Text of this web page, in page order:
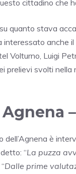
cittadino che
quanto stava
anche
Volturno, Luigi
prelievi svolti
dell’Agnena è
“La puzza
Dalle prime